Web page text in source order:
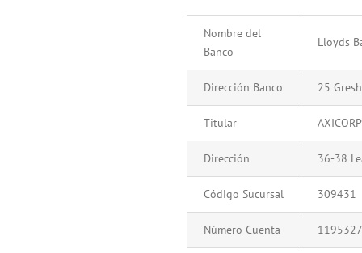
Nombre del
Banco
Lloyds
Dirección Banco 25
Titular
Dirección 36-38
Código Sucursal 309431
Número Cuenta